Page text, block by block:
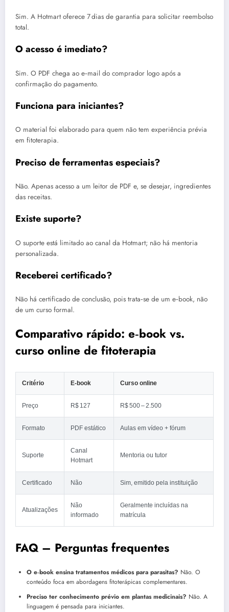
Sim. A Hotmart oferece 7 dias de garantia para solicitar reembolso
total.
O acesso é imediato?
Sim. O PDF chega ao e‑mail do comprador logo após a
confirmação do pagamento.
Funciona para iniciantes?
O material foi elaborado para quem não tem experiência prévia
em fitoterapia.
Preciso de ferramentas especiais?
Não. Apenas acesso a um leitor de PDF e, se desejar, ingredientes
das receitas.
Existe suporte?
O suporte está limitado ao canal da Hotmart; não há mentoria
personalizada.
Receberei certificado?
Não há certificado de conclusão, pois trata‑se de um e‑book, não
de um curso formal.
Comparativo rápido: e‑book vs.
curso online de fitoterapia
Critério E‑book Curso online
Preço R$ 127 R$ 500 – 2.500
Formato PDF estático Aulas em vídeo + fórum
Suporte
Canal
Hotmart
Mentoria ou tutor
Certificado Não Sim, emitido pela instituição
Atualizações
Não
informado
Geralmente incluídas na
matrícula
FAQ – Perguntas frequentes
O e‑book ensina tratamentos médicos para parasitas? Não. O
conteúdo foca em abordagens fitoterápicas complementares.
Preciso ter conhecimento prévio em plantas medicinais? Não. A
linguagem é pensada para iniciantes.